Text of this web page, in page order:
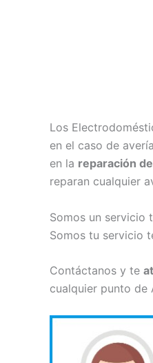
Los
en el caso de
en la reparación
reparan cualquier
Somos un servicio
Somos tu servicio
Contáctanos y te
cualquier punto de